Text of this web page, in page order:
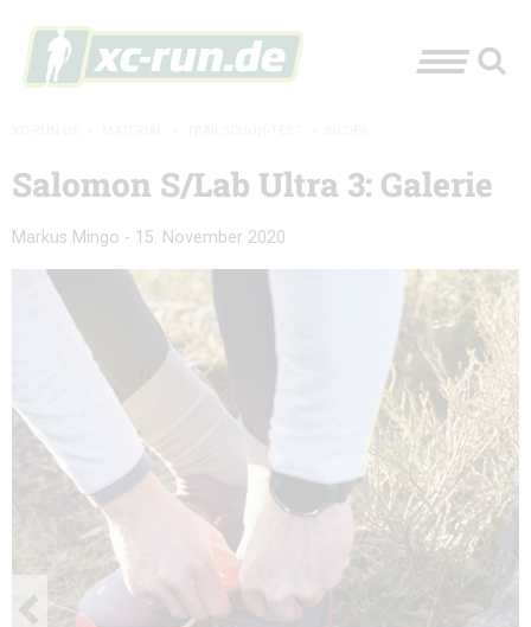
Salomon S/Lab Ultra 3: Galerie
Markus Mingo - 15. November 2020